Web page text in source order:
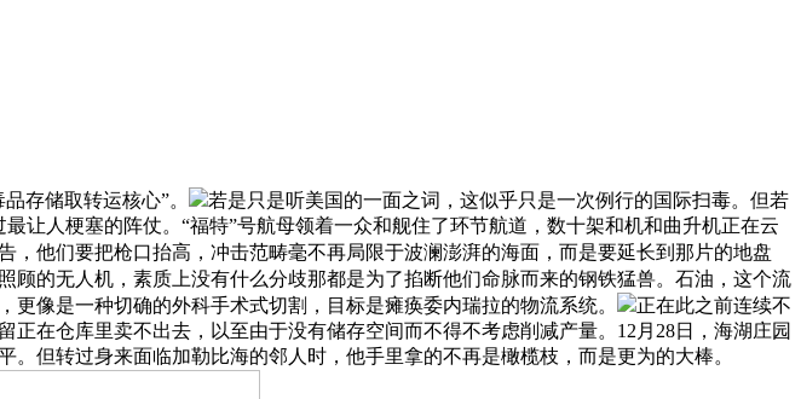
存储取转运核心”。
若是只是听美国的一面之词，这似乎只是一次例行的国际扫毒。但若
让人梗塞的阵仗。“福特”号航母领着一众和舰住了环节航道，数十架和机和曲升机正在云
，他们要把枪口抬高，冲击范畴毫不再局限于波澜澎湃的海面，而是要延长到那片的地盘
顾的无人机，素质上没有什么分歧那都是为了掐断他们命脉而来的钢铁猛兽。石油，这个流
像是一种切确的外科手术式切割，目标是瘫痪委内瑞拉的物流系统。
正在此之前连续不
在仓库里卖不出去，以至由于没有储存空间而不得不考虑削减产量。12月28日，海湖庄园
但转过身来面临加勒比海的邻人时，他手里拿的不再是橄榄枝，而是更为的大棒。